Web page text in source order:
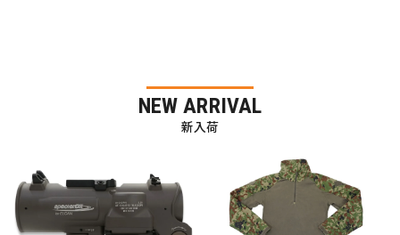
NEW ARRIVAL
新入荷